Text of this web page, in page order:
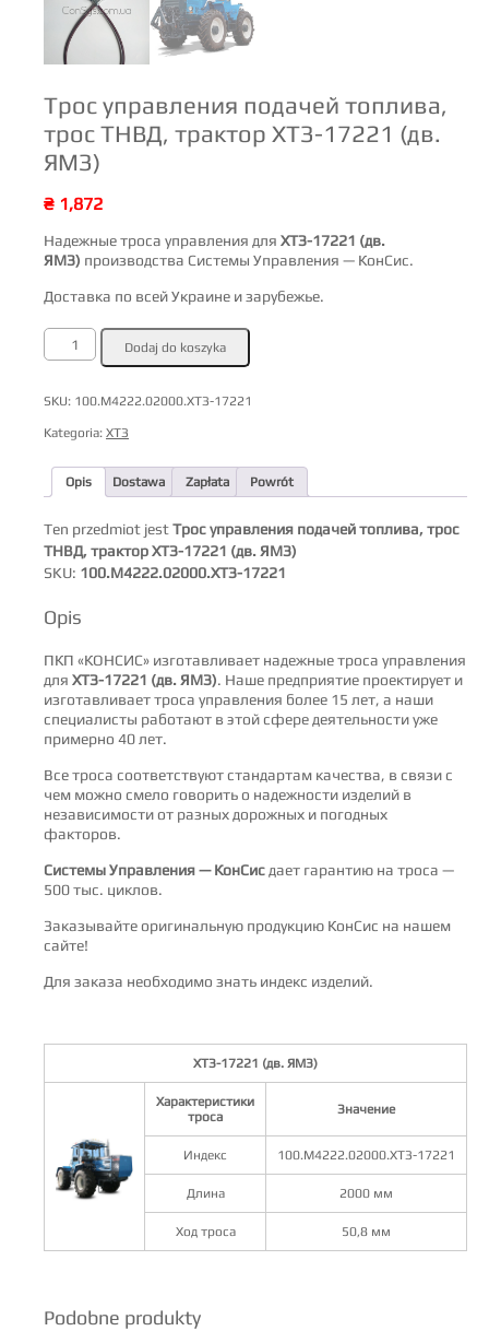
Трос управления подачей топлива,
трос ТНВД, трактор ХТЗ-17221 (дв.
ЯМЗ)
₴ 1,872
Надежные троса управления для ХТЗ-17221 (дв.
ЯМЗ) производства Системы Управления — КонСис.
Доставка по всей Украине и зарубежье.
ilość
управления
топлива,
ТНВД,
трактор
(дв.
ЯМЗ)
Dodaj do koszyka
SKU: 100.М4222.02000.ХТЗ-17221
Kategoria: ХТЗ
Opis Dostawa Zapłata Powrót
Ten przedmiot jestТрос управления подачей топлива, трос
ТНВД, трактор ХТЗ-17221 (дв. ЯМЗ)
SKU: 100.М4222.02000.ХТЗ-17221
Opis
ПКП «КОНСИС» изготавливает надежные троса управления
для ХТЗ-17221 (дв. ЯМЗ). Наше предприятие проектирует и
изготавливает троса управления более 15 лет, а наши
специалисты работают в этой сфере деятельности уже
примерно 40 лет.
Все троса соответствуют стандартам качества, в связи с
чем можно смело говорить о надежности изделий в
независимости от разных дорожных и погодных
факторов.
Системы Управления — КонСисдает гарантию на троса —
500 тыс. циклов.
Заказывайте оригинальную продукцию КонСис на нашем
сайте!
Для заказа необходимо знать индекс изделий.
ХТЗ-17221 (дв. ЯМЗ)
Характеристики
троса
Значение
Индекс 100.М4222.02000.ХТЗ-17221
Длина 2000 мм
Ход троса 50,8 мм
Podobne produkty